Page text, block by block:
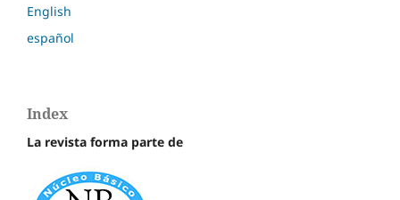
English
español
Index
La revista forma parte de